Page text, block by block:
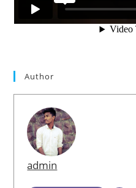
Author
admin